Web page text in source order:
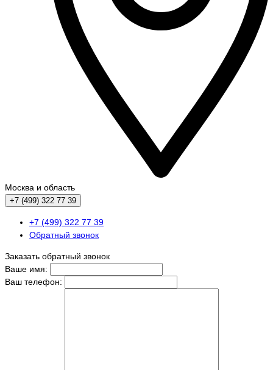
Москва и область
+7 (499) 322 77 39
+7 (499) 322 77 39
Обратный звонок
Заказать обратный звонок
Ваше имя:
Ваш телефон: